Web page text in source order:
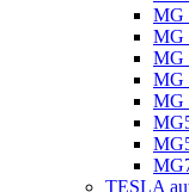
MG
MG
MG
MG
MG
TESLA